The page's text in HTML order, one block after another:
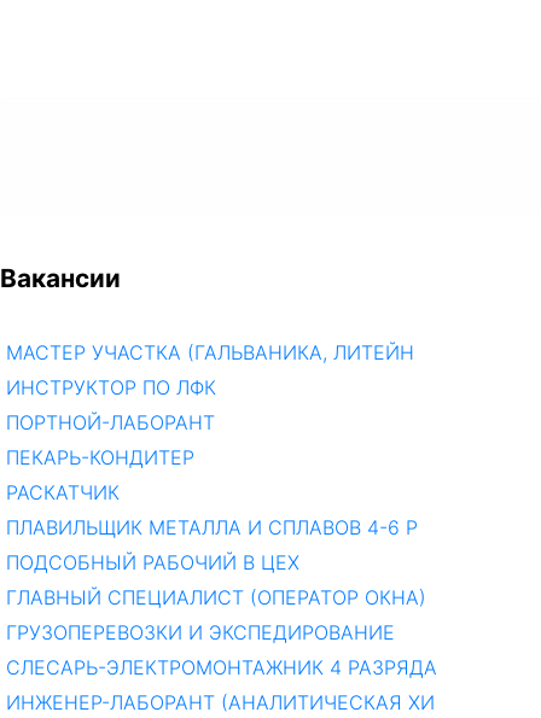
Вакансии
МАСТЕР УЧАСТКА (ГАЛЬВАНИКА, ЛИТЕЙН
ИНСТРУКТОР ПО ЛФК
ПОРТНОЙ-ЛАБОРАНТ
ПЕКАРЬ-КОНДИТЕР
РАСКАТЧИК
ПЛАВИЛЬЩИК МЕТАЛЛА И СПЛАВОВ 4-6 Р
ПОДСОБНЫЙ РАБОЧИЙ В ЦЕХ
ГЛАВНЫЙ СПЕЦИАЛИСТ (ОПЕРАТОР ОКНА)
ГРУЗОПЕРЕВОЗКИ И ЭКСПЕДИРОВАНИЕ
СЛЕСАРЬ-ЭЛЕКТРОМОНТАЖНИК 4 РАЗРЯДА
ИНЖЕНЕР-ЛАБОРАНТ (АНАЛИТИЧЕСКАЯ ХИ